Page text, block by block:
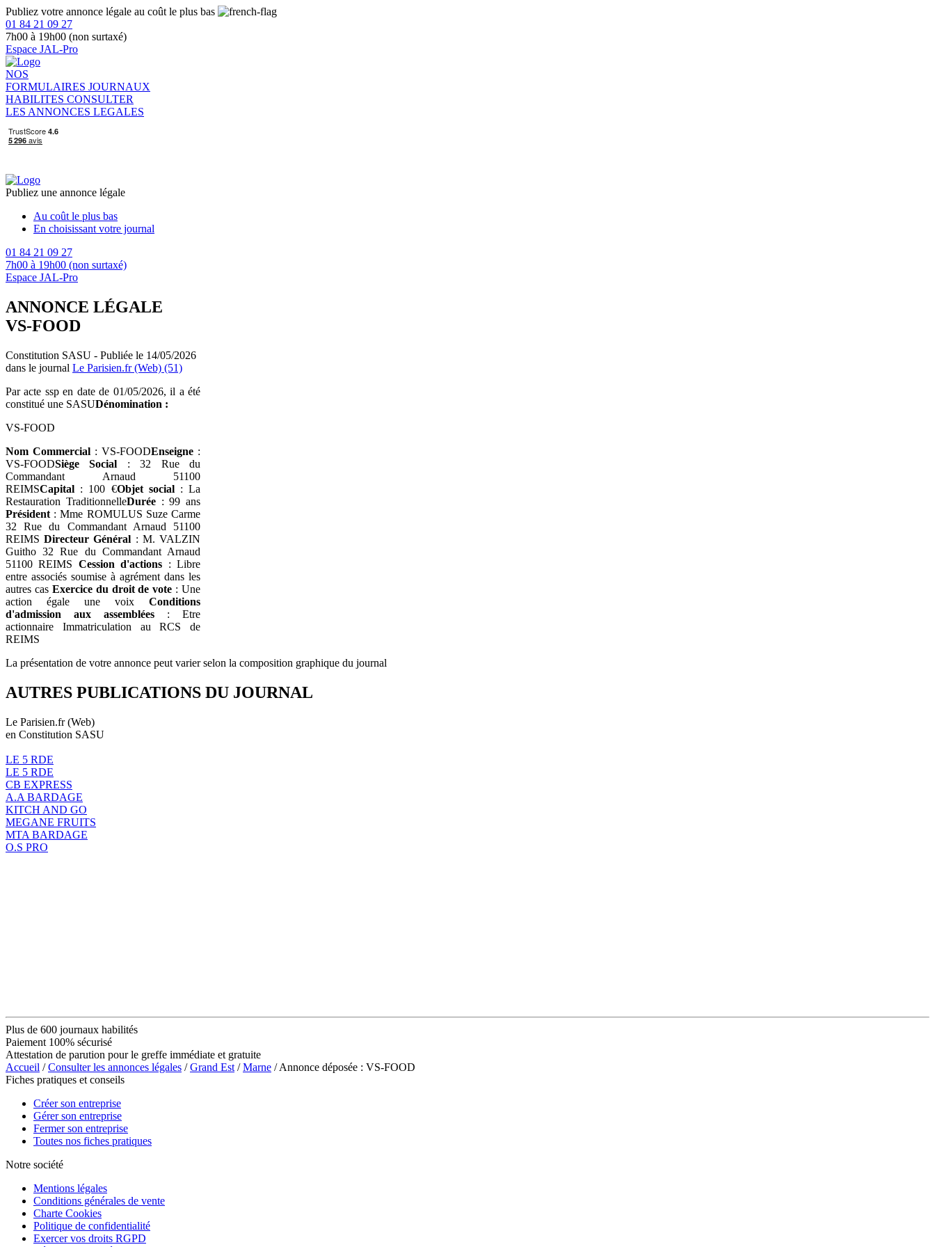
Publiez votre annonce légale au coût le plus bas
01 84 21 09 27
7h00 à 19h00 (non surtaxé)
Espace JAL-Pro
NOS
FORMULAIRES JOURNAUX
HABILITES CONSULTER
LES ANNONCES LEGALES
Publiez une annonce légale
Au coût le plus bas
En choisissant votre journal
01 84 21 09 27
7h00 à 19h00 (non surtaxé)
Espace JAL-Pro
ANNONCE LÉGALE
VS-FOOD
Constitution SASU - Publiée le 14/05/2026
dans le journal Le Parisien.fr (Web) (51)
Par acte ssp en date de 01/05/2026, il a été
constitué une SASUDénomination :
VS-FOOD
Nom Commercial : VS-FOODEnseigne :
VS-FOODSiège Social : 32 Rue du
Commandant Arnaud 51100
REIMSCapital : 100 €Objet social: La
Restauration TraditionnelleDurée: 99 ans
Président : Mme ROMULUS Suze Carme
32 Rue du Commandant Arnaud 51100
REIMSDirecteur Général : M. VALZIN
Guitho 32 Rue du Commandant Arnaud
51100 REIMS Cession d'actions : Libre
entre associés soumise à agrément dans les
autres cas Exercice du droit de vote : Une
action égale une voix Conditions
d'admission aux assemblées : Etre
actionnaire Immatriculation au RCS de
REIMS
La présentation de votre annonce peut varier selon la composition graphique du journal
AUTRES PUBLICATIONS DU JOURNAL
Le Parisien.fr (Web)
en Constitution SASU
LE 5 RDE
LE 5 RDE
CB EXPRESS
A.A BARDAGE
KITCH AND GO
MEGANE FRUITS
MTA BARDAGE
O.S PRO
Plus de 600 journaux habilités
Paiement 100% sécurisé
Attestation de parution pour le greffe immédiate et gratuite
Accueil /Consulter les annonces légales /Grand Est /Marne / Annonce déposée : VS-FOOD
Fiches pratiques et conseils
Créer son entreprise
Gérer son entreprise
Fermer son entreprise
Toutes nos fiches pratiques
Notre société
Mentions légales
Conditions générales de vente
Charte Cookies
Politique de confidentialité
Exercer vos droits RGPD